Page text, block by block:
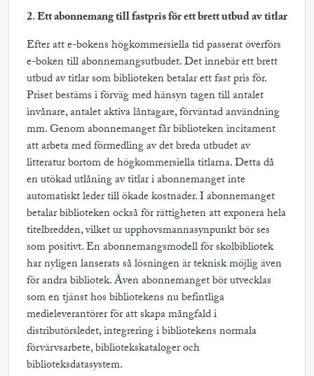
2. Ett abonnemang till fastpris för ett brett utbud av titlar
Efter att e-bokens högkommersiella tid passerat överförs
e-boken till abonnemangsutbudet. Det innebär ett brett
utbud av titlar som biblioteken betalar ett fast pris för.
Priset bestäms i förväg med hänsyn tagen till antalet
invånare, antalet aktiva låntagare, förväntad användning
mm. Genom abonnemanget får biblioteken incitament
att arbeta med förmedling av det breda utbudet av
litteratur bortom de högkommersiella titlarna. Detta då
en utökad utlåning av titlar i abonnemanget inte
automatiskt leder till ökade kostnader. I abonnemanget
betalar biblioteken också för rättigheten att exponera hela
titelbredden, vilket ur upphovsmannasynpunkt bör ses
som positivt. En abonnemangsmodell för skolbibliotek
har nyligen lanserats så lösningen är teknisk möjlig även
för andra bibliotek. Även abonnemanget bör utvecklas
som en tjänst hos bibliotekens nu befintliga
medieleverantörer för att skapa mångfald i
distributörsledet, integrering i bibliotekens normala
förvärvsarbete, bibliotekskataloger och
biblioteksdatasystem.